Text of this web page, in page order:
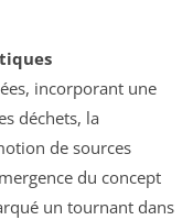
incorporant une
déchets, la
de sources
du concept
un tournant dans